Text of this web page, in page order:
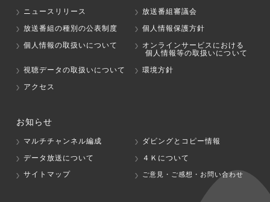
ニュースリリース
放送番組審議会
放送番組の種別の公表制度
個人情報保護方針
個人情報の取扱いについて
オンラインサービスにおける
個人情報等の取扱いについて
視聴データの取扱いについて
環境方針
アクセス
お知らせ
マルチチャンネル編成
ダビングとコピー情報
データ放送について
４Ｋについて
サイトマップ
ご意見・ご感想・お問い合わせ